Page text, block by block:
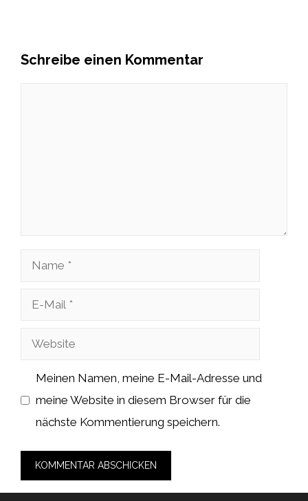
Schreibe einen Kommentar
Name
Website
Meinen Namen, meine E-Mail-Adresse und
meine Website in diesem Browser für die
nächste Kommentierung speichern.